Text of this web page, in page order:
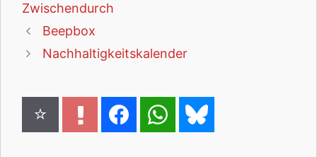
Zwischendurch
Beepbox
Nachhaltigkeitskalender